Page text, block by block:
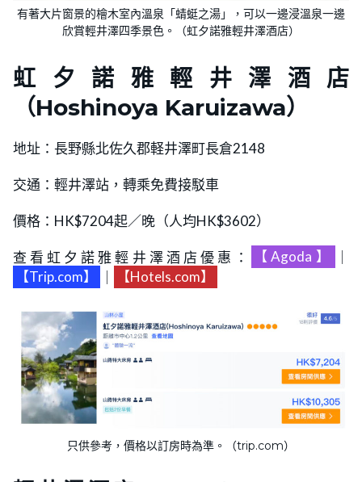
有著大片窗景的檜木室內溫泉「蜻蜓之湯」，可以一邊浸溫泉一邊
欣賞輕井澤四季景色。（虹夕諾雅輕井澤酒店）
虹夕諾雅輕井澤酒店
（Hoshinoya Karuizawa）
地址：長野縣北佐久郡軽井澤町長倉2148
交通：輕井澤站，轉乘免費接駁車
價格：HK$7204起／晚（人均HK$3602）
查看虹夕諾雅輕井澤酒店優惠： 【Agoda】
【Trip.com】
【Hotels.com】
只供參考，價格以訂房時為準。（trip.com）